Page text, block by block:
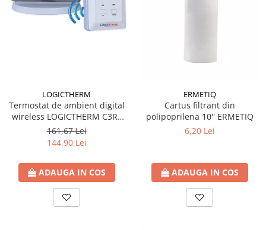
Fitinguri PPR
Sistem canalizare exterioara
Sistem canalizare interioara
DEDURIZARE
Accesorii statii dedurizare
Fitinguri din alama
LOGICTHERM
Termostat de ambient digital
wireless LOGICTHERM C3RF
pentru controlul temperaturii
ambientale
161,67 Lei
144,90 Lei
ADAUGA IN COS
ERMETIQ
Cartus filtrant din
polipoprilena 10'' ERMETIQ
6,20 Lei
ADAUGA IN COS